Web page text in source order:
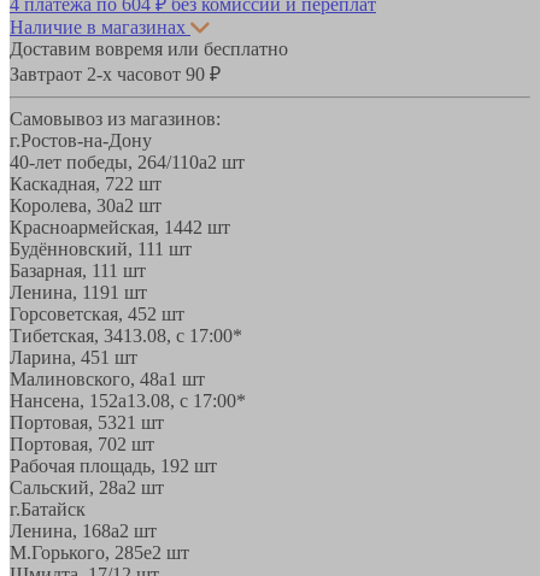
Наличие в магазинах
Доставим вовремя или бесплатно
Завтраот 2-х часовот 90 ₽
Самовывоз из магазинов:
г.Ростов-на-Дону
40-лет победы, 264/110а2 шт
Каскадная, 722 шт
Королева, 30а2 шт
Красноармейская, 1442 шт
Будённовский, 111 шт
Базарная, 111 шт
Ленина, 1191 шт
Горсоветская, 452 шт
Тибетская, 3413.08, с 17:00*
Ларина, 451 шт
Малиновского, 48а1 шт
Нансена, 152а13.08, с 17:00*
Портовая, 5321 шт
Портовая, 702 шт
Рабочая площадь, 192 шт
Сальский, 28a2 шт
г.Батайск
Ленина, 168а2 шт
М.Горького, 285е2 шт